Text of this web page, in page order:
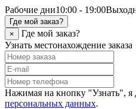
Рабочие дни10:00 - 19:00
Где мой заказ?
×
Где мой заказ?
Узнать местонахождение заказа
Нажимая на кнопку "Узнать", я
персональных данных.